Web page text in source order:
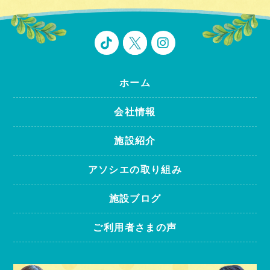
ホーム
会社情報
施設紹介
アソシエの取り組み
施設ブログ
ご利用者さまの声